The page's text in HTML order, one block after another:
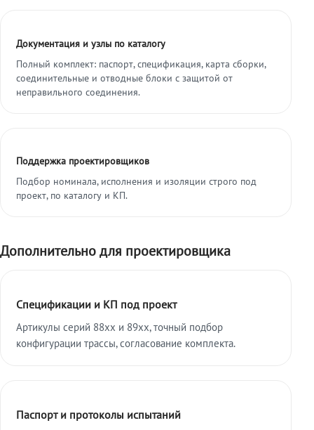
Документация и узлы по каталогу
Полный комплект: паспорт, спецификация, карта сборки,
соединительные и отводные блоки с защитой от
неправильного соединения.
Поддержка проектировщиков
Подбор номинала, исполнения и изоляции строго под
проект, по каталогу и КП.
Дополнительно для проектировщика
Спецификации и КП под проект
Артикулы серий 88xx и 89xx, точный подбор
конфигурации трассы, согласование комплекта.
Паспорт и протоколы испытаний